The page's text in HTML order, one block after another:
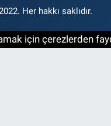
Her hakkı saklıdır.
için çerezlerden